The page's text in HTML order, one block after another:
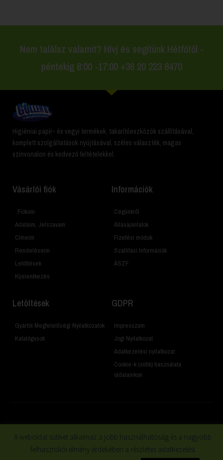
Nem találsz valamit? Hívj és segítünk Hétfőtől -
péntekig 8:00 -17:00 +36 20 223 8470
Higiéniai papír- és vegyi termékek, takarítóeszközök szállításával,
komplett szolgáltatások nyújtásával, széles választék, magas
színvonalon és kedvező feltételekkel.
Vásárlói fiók
Fiókom
Adataim, Jelszavam
Címeim
Rendeléseim
Letöltések
Kijelentkezés
Információk
Cégünkről
Állásajánlatok
Fizetési módok
Szállítási Információk
ÁSZF
Letöltések
Gyártói Megfelelőségi Nyilatkozatok
Katalógusok
GDPR
Impresszum
Jogi Nyilatkozat
Adatkezelési nyilatkozat
Cookie-k (sütik) használata
oldalainkon
A weboldal sütiket alkalmaz a jobb használhatóság és a nagyobb
felhasználói élmény érdekében a részletes adatkezelési